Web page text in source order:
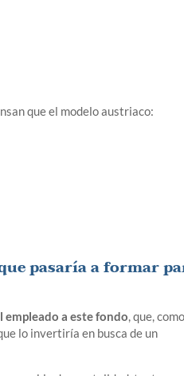
que el modelo austriaco:
pasaría a formar
a este fondo, que,
lo invertiría en busca de un